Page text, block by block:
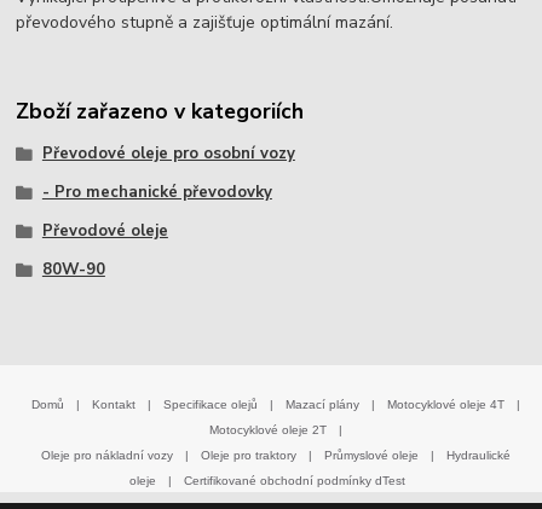
převodového stupně a zajišťuje optimální mazání.
Zboží zařazeno v kategoriích
Převodové oleje pro osobní vozy
- Pro mechanické převodovky
Převodové oleje
80W-90
Domů | Kontakt | Specifikace olejů | Mazací plány | Motocyklové oleje 4T
|
Motocyklové oleje 2T
|
Oleje pro nákladní vozy
| Oleje pro traktory | Průmyslové oleje |
Hydraulické
oleje
| Certifikované obchodní podmínky dTest